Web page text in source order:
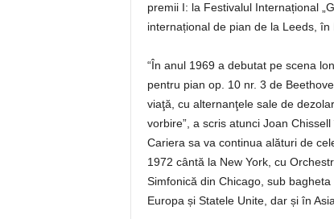
premii I: la Festivalul Internațional
internațional de pian de la Leeds, în
“În anul 1969 a debutat pe scena
pentru pian op. 10 nr. 3 de
viaţă, cu alternanţele sale de
vorbire”, a scris atunci Joan
Cariera sa va continua alături de
1972 cântă la New York, cu
Simfonică din Chicago, sub
Europa și Statele Unite, dar și în